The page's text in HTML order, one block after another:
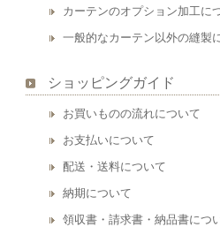
カーテンのオプション加工に
一般的なカーテン以外の縫製
ショッピングガイド
お買いものの流れについて
お支払いについて
配送・送料について
納期について
領収書・請求書・納品書につ